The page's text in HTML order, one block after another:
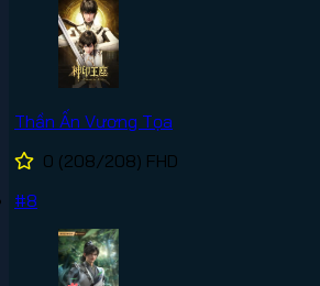
Thần Ấn Vương Tọa
0 (208/208) FHD
#8